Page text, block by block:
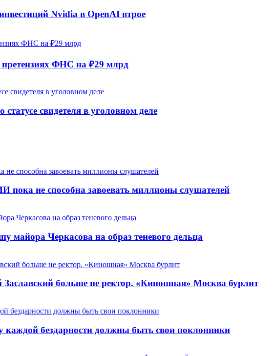
Nvidia в OpenAI втрое
претензиях ФНС на ₽29 млрд
свидетеля в уголовном деле
пока не способна завоевать миллионы слушателей
майора Черкасова на образ теневого дельца
больше не ректор. «Киношная» Москва бурлит
каждой бездарности должны быть свои поклонники